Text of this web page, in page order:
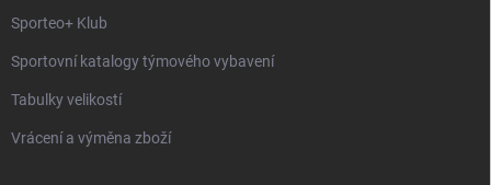
Sporteo+ Klub
Sportovní katalogy týmového vybavení
Tabulky velikostí
Vrácení a výměna zboží